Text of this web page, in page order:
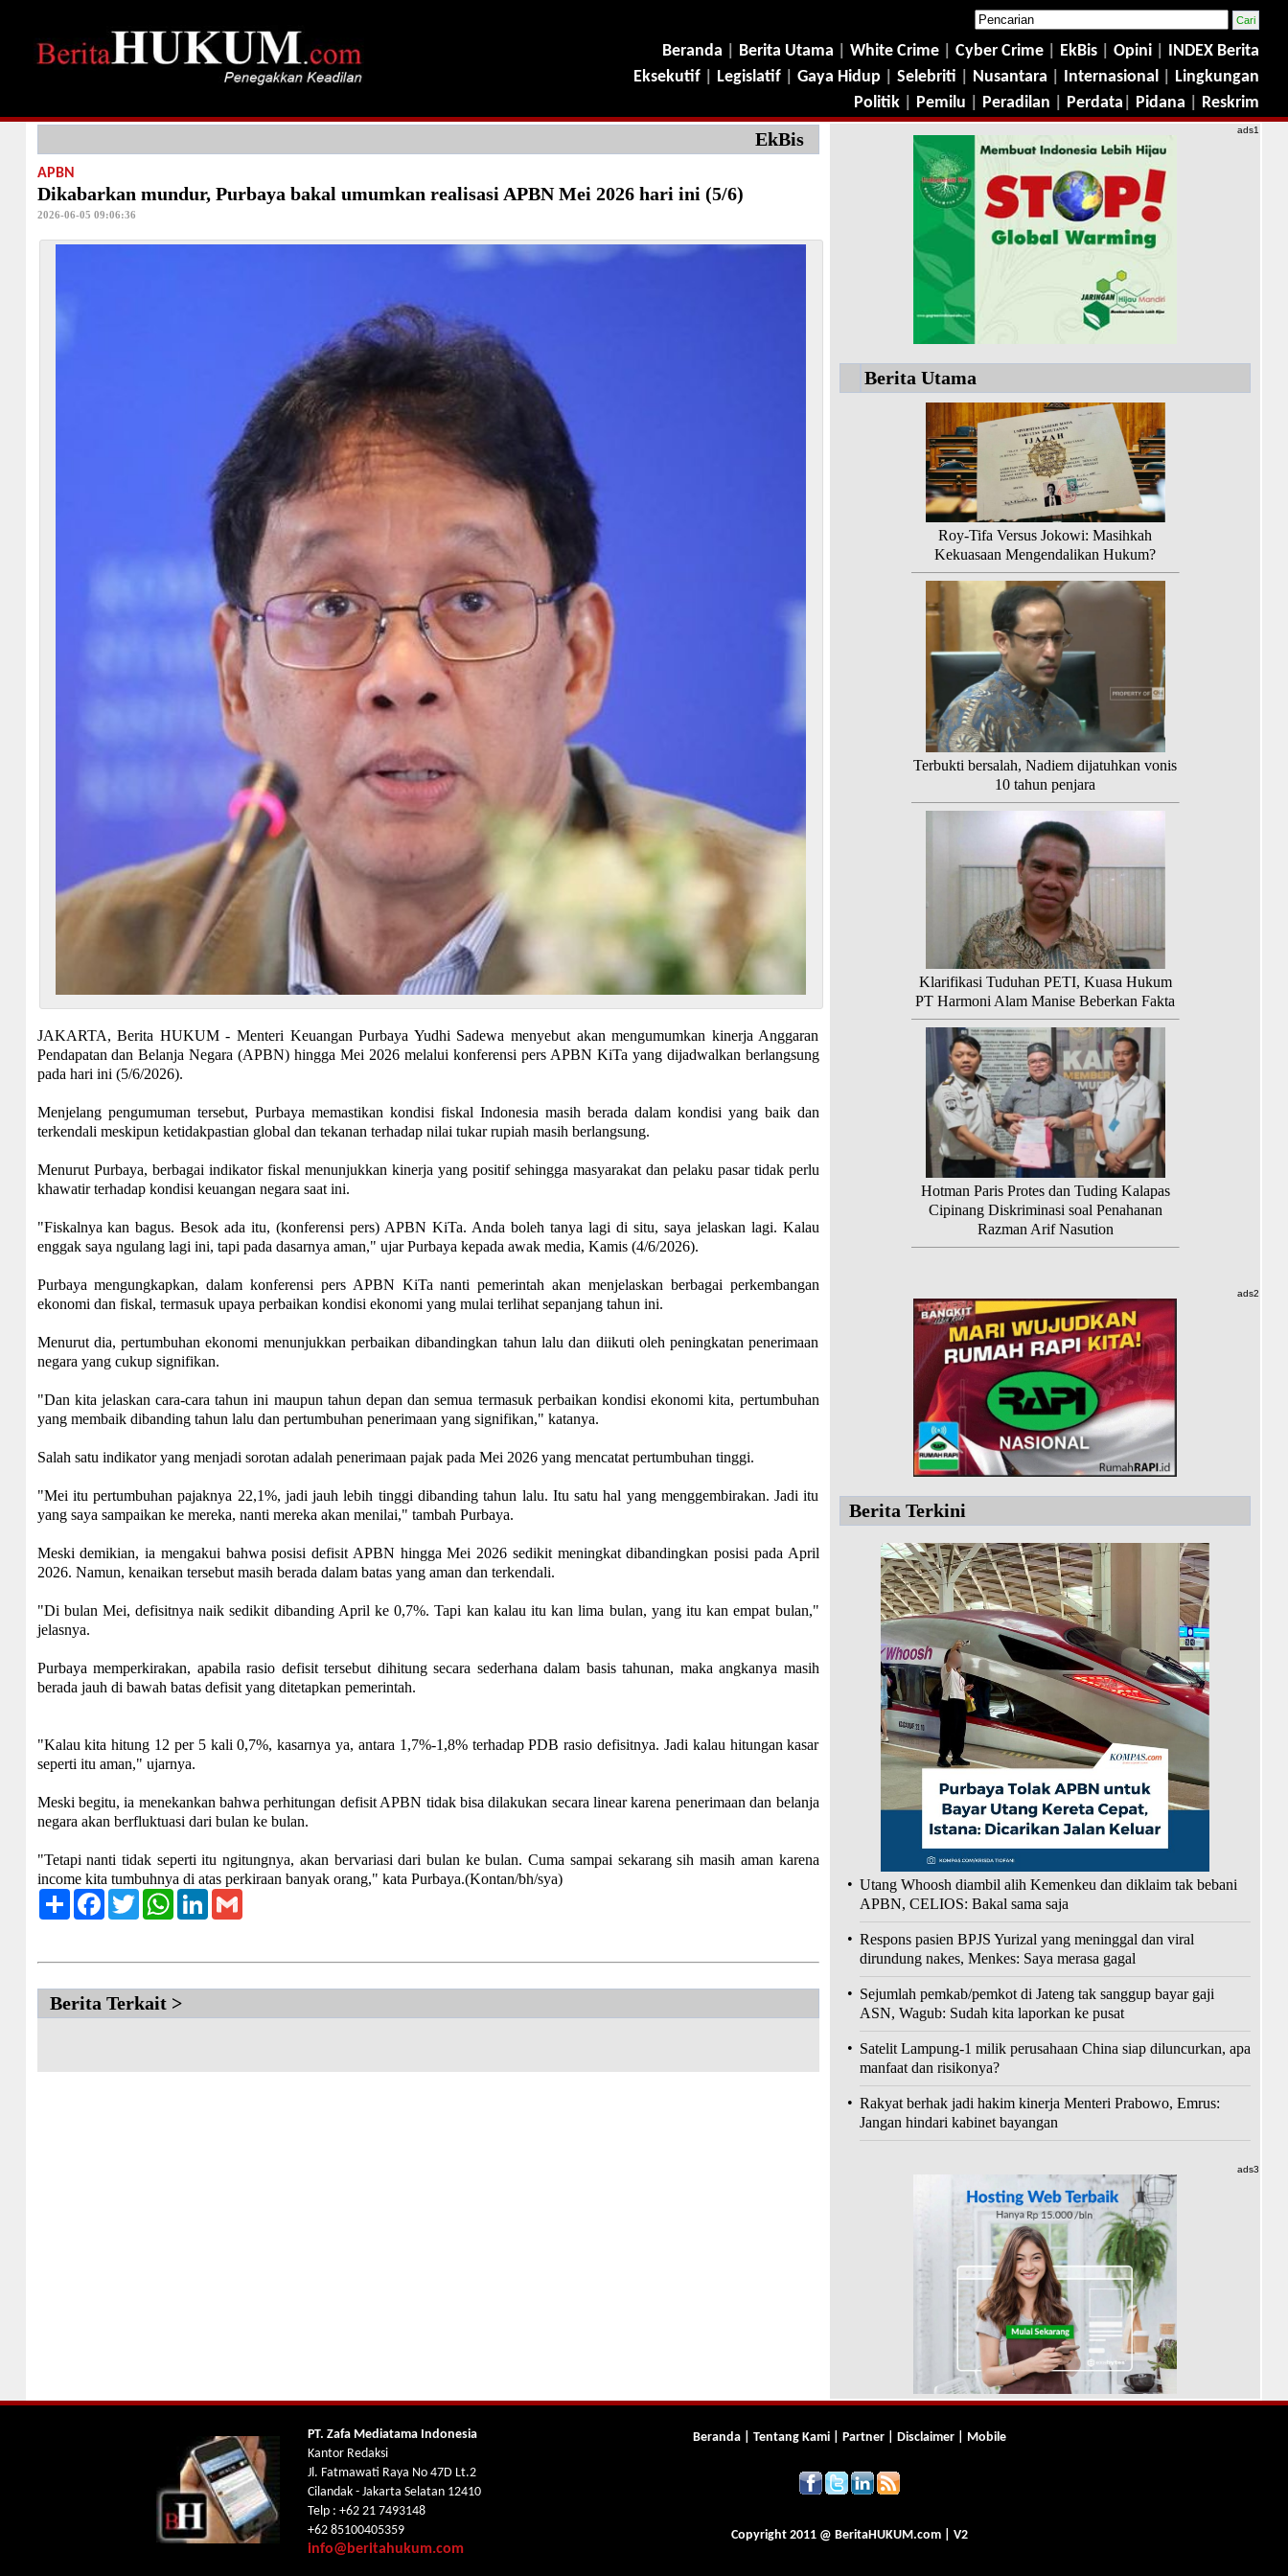
Beranda Berita Utama White Crime Cyber Crime EkBis Opini
INDEX Berita
Eksekutif
Legislatif Gaya Hidup Selebriti Nusantara Internasional
Lingkungan
Politik
Pemilu Peradilan Perdata Pidana Reskrim
EkBis
APBN
Dikabarkan mundur, Purbaya bakal umumkan realisasi APBN Mei 2026 hari ini (5/6)
2026-06-05 09:06:36
JAKARTA, Berita HUKUM - Menteri Keuangan Purbaya Yudhi Sadewa menyebut akan mengumumkan kinerja Anggaran
Pendapatan dan Belanja Negara (APBN) hingga Mei 2026 melalui konferensi pers APBN KiTa yang dijadwalkan berlangsung
pada hari ini (5/6/2026).
Menjelang pengumuman tersebut, Purbaya memastikan kondisi fiskal Indonesia masih berada dalam kondisi yang baik dan
terkendali meskipun ketidakpastian global dan tekanan terhadap nilai tukar rupiah masih berlangsung.
Menurut Purbaya, berbagai indikator fiskal menunjukkan kinerja yang positif sehingga masyarakat dan pelaku pasar tidak perlu
khawatir terhadap kondisi keuangan negara saat ini.
"Fiskalnya kan bagus. Besok ada itu, (konferensi pers) APBN KiTa. Anda boleh tanya lagi di situ, saya jelaskan lagi. Kalau
enggak saya ngulang lagi ini, tapi pada dasarnya aman," ujar Purbaya kepada awak media, Kamis (4/6/2026).
Purbaya mengungkapkan, dalam konferensi pers APBN KiTa nanti pemerintah akan menjelaskan berbagai perkembangan
ekonomi dan fiskal, termasuk upaya perbaikan kondisi ekonomi yang mulai terlihat sepanjang tahun ini.
Menurut dia, pertumbuhan ekonomi menunjukkan perbaikan dibandingkan tahun lalu dan diikuti oleh peningkatan penerimaan
negara yang cukup signifikan.
"Dan kita jelaskan cara-cara tahun ini maupun tahun depan dan semua termasuk perbaikan kondisi ekonomi kita, pertumbuhan
yang membaik dibanding tahun lalu dan pertumbuhan penerimaan yang signifikan," katanya.
Salah satu indikator yang menjadi sorotan adalah penerimaan pajak pada Mei 2026 yang mencatat pertumbuhan tinggi.
"Mei itu pertumbuhan pajaknya 22,1%, jadi jauh lebih tinggi dibanding tahun lalu. Itu satu hal yang menggembirakan. Jadi itu
yang saya sampaikan ke mereka, nanti mereka akan menilai," tambah Purbaya.
Meski demikian, ia mengakui bahwa posisi defisit APBN hingga Mei 2026 sedikit meningkat dibandingkan posisi pada April
2026. Namun, kenaikan tersebut masih berada dalam batas yang aman dan terkendali.
"Di bulan Mei, defisitnya naik sedikit dibanding April ke 0,7%. Tapi kan kalau itu kan lima bulan, yang itu kan empat bulan,"
jelasnya.
Purbaya memperkirakan, apabila rasio defisit tersebut dihitung secara sederhana dalam basis tahunan, maka angkanya masih
berada jauh di bawah batas defisit yang ditetapkan pemerintah.
"Kalau kita hitung 12 per 5 kali 0,7%, kasarnya ya, antara 1,7%-1,8% terhadap PDB rasio defisitnya. Jadi kalau hitungan kasar
seperti itu aman," ujarnya.
Meski begitu, ia menekankan bahwa perhitungan defisit APBN tidak bisa dilakukan secara linear karena penerimaan dan belanja
negara akan berfluktuasi dari bulan ke bulan.
"Tetapi nanti tidak seperti itu ngitungnya, akan bervariasi dari bulan ke bulan. Cuma sampai sekarang sih masih aman karena
income kita tumbuhnya di atas perkiraan banyak orang," kata Purbaya.(Kontan/bh/sya)
ShareFacebook
TwitterWhatsApp
LinkedInGmail
Berita Terkait >
ads1
Berita Utama
Roy-Tifa Versus Jokowi: Masihkah
Kekuasaan Mengendalikan Hukum?
Terbukti bersalah, Nadiem dijatuhkan vonis
10 tahun penjara
Klarifikasi Tuduhan PETI, Kuasa Hukum
PT Harmoni Alam Manise Beberkan Fakta
Hotman Paris Protes dan Tuding Kalapas
Cipinang Diskriminasi soal Penahanan
Razman Arif Nasution
ads2
Berita Terkini
• Utang Whoosh diambil alih Kemenkeu dan diklaim tak bebani
APBN, CELIOS: Bakal sama saja
• Respons pasien BPJS Yurizal yang meninggal dan viral
dirundung nakes, Menkes: Saya merasa gagal
• Sejumlah pemkab/pemkot di Jateng tak sanggup bayar gaji
ASN, Wagub: Sudah kita laporkan ke pusat
• Satelit Lampung-1 milik perusahaan China siap diluncurkan, apa
manfaat dan risikonya?
• Rakyat berhak jadi hakim kinerja Menteri Prabowo, Emrus:
Jangan hindari kabinet bayangan
ads3
PT. Zafa Mediatama Indonesia
Kantor Redaksi
Jl. Fatmawati Raya No 47D Lt.2
Cilandak - Jakarta Selatan 12410
Telp : +62 21 7493148
+62 85100405359
info@beritahukum.com
Beranda| Tentang Kami Partner| Disclaimer| Mobile
Copyright 2011 @ BeritaHUKUM.com| V2